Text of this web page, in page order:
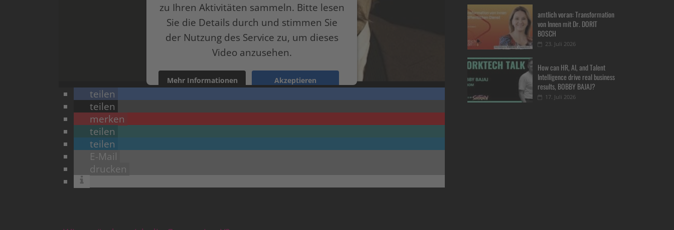
zu Ihren Aktivitäten sammeln. Bitte lesen
Sie die Details durch und stimmen Sie
der Nutzung des Service zu, um dieses
Video anzusehen.
Mehr Informationen Akzeptieren
powered byUsercentrics Consent Management Platform
teilen
teilen
merken
teilen
teilen
E-Mail
drucken
amtlich voran: Transformation
von Innen mit Dr. DORIT
BOSCH
23. Juli 2026
How can HR, AI, and Talent
Intelligence drive real business
results, BOBBY BAJAJ?
17. Juli 2026